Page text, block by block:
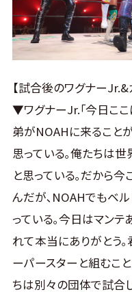
【試合後のワグナーJr.&
▼ワグナーJr.｢今日ここ
弟がNOAHに来ること
思っている｡俺たちは
と思っている｡だから今
んだが､NOAHでもベ
っている｡今日はマンテ
れて本当にありがとう
ーパースターと組むこ
ちは別々の団体で試合